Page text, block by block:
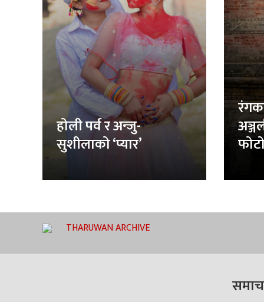
होली पर्व र अन्जु-
सुशीलाको ‘प्यार’
THARUWAN ARCHIVE